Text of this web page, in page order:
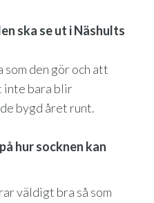
ska se ut i Näshults
den gör och att
inte bara blir
bygd året runt.
hur socknen kan
väldigt bra så som